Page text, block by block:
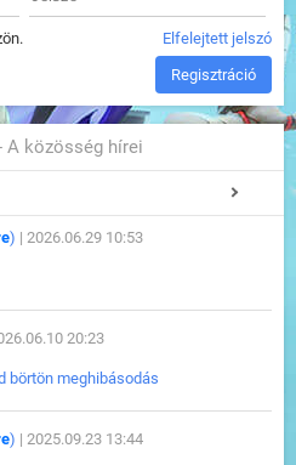
Elfelejtett jelszó
Regisztráció
A közösség hírei
) | 2026.06.29 10:53
20:23
börtön meghibásodás
) | 2025.09.23 13:44